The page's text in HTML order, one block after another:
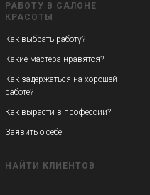
РАБОТУ В САЛОНЕ
КРАСОТЫ
Как выбрать работу?
Какие мастера нравятся?
Как задержаться на хорошей
работе?
Как вырасти в профессии?
Заявить о себе
НАЙТИ КЛИЕНТОВ